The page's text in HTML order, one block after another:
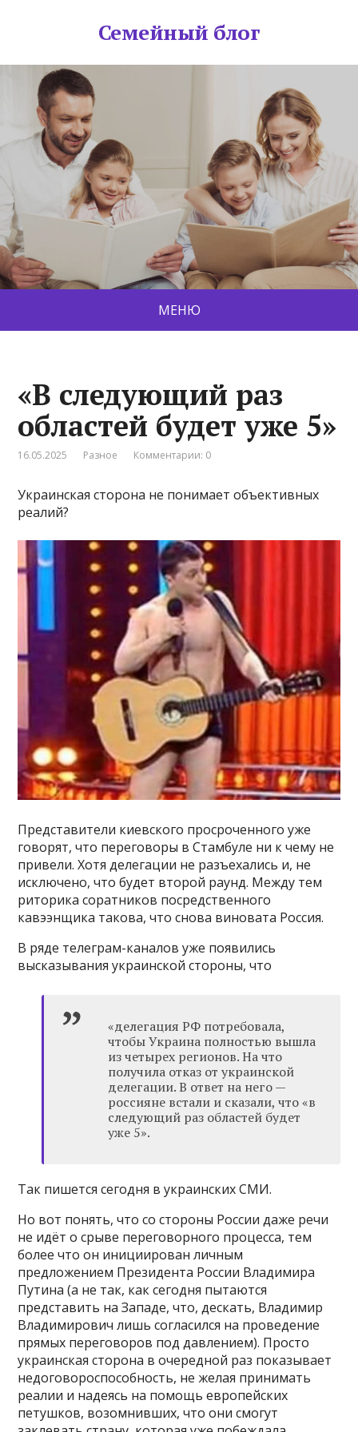
Семейный блог
МЕНЮ
«В следующий раз
областей будет уже 5»
16.05.2025 Разное Комментарии: 0
Украинская сторона не понимает объективных
реалий?
Представители киевского просроченного уже
говорят, что переговоры в Стамбуле ни к чему не
привели. Хотя делегации не разъехались и, не
исключено, что будет второй раунд. Между тем
риторика соратников посредственного
кавээнщика такова, что снова виновата Россия.
В ряде телеграм-каналов уже появились
высказывания украинской стороны, что
«делегация РФ потребовала,
чтобы Украина полностью вышла
из четырех регионов. На что
получила отказ от украинской
делегации. В ответ на него —
россияне встали и сказали, что «в
следующий раз областей будет
уже 5».
Так пишется сегодня в украинских СМИ.
Но вот понять, что со стороны России даже речи
не идёт о срыве переговорного процесса, тем
более что он инициирован личным
предложением Президента России Владимира
Путина (а не так, как сегодня пытаются
представить на Западе, что, дескать, Владимир
Владимирович лишь согласился на проведение
прямых переговоров под давлением). Просто
украинская сторона в очередной раз показывает
недоговороспособность, не желая принимать
реалии и надеясь на помощь европейских
петушков, возомнивших, что они смогут